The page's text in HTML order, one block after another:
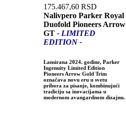
175.467,60 RSD
Nalivpero Parker Royal
Duofold Pioneers Arrow
GT - LIMITED
EDITION -
Lansirana 2024. godine, Parker
Ingenuity Limited Edition
Pioneers Arrow Gold Trim
označava novu eru u svetu
pribora za pisanje, kombinujući
tradiciju sa inovacijama u
modernom avangardnom dizajnu.